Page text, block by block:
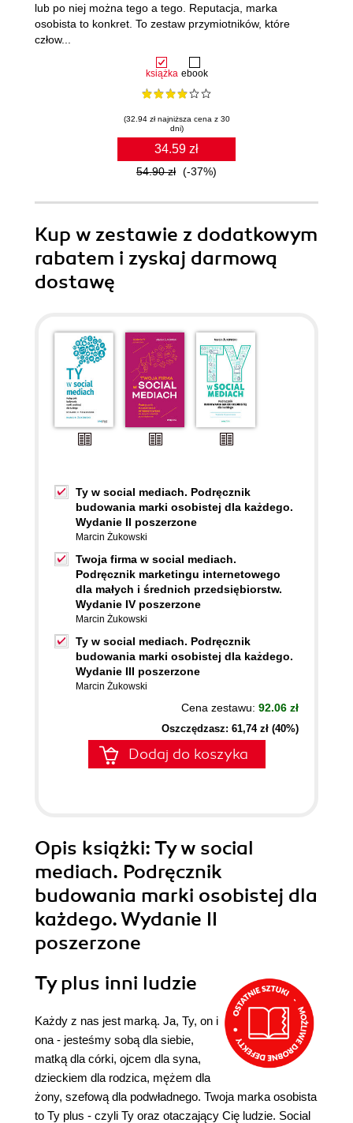
książka ebook
(32.94 zł najniższa cena z 30
dni)
34.59 zł
54.90 zł (-37%)
lub po niej można tego a tego. Reputacja, marka
osobista to konkret. To zestaw przymiotników, które
człow...
Kup w zestawie z dodatkowym
rabatem i zyskaj darmową
dostawę
Ty w social mediach. Podręcznik
budowania marki osobistej dla każdego.
Wydanie II poszerzone
Marcin Żukowski
Twoja firma w social mediach.
Podręcznik marketingu internetowego
dla małych i średnich przedsiębiorstw.
Wydanie IV poszerzone
Marcin Żukowski
Ty w social mediach. Podręcznik
budowania marki osobistej dla każdego.
Wydanie III poszerzone
Marcin Żukowski
Cena zestawu: 92.06 zł
Oszczędzasz: 61,74 zł (40%)
Dodaj do koszyka
Opis książki: Ty w social
mediach. Podręcznik
budowania marki osobistej dla
każdego. Wydanie II
poszerzone
Ty plus inni ludzie
Każdy z nas jest marką. Ja, Ty, on i
ona - jesteśmy sobą dla siebie,
matką dla córki, ojcem dla syna,
dzieckiem dla rodzica, mężem dla
żony, szefową dla podwładnego. Twoja marka osobista
to Ty plus - czyli Ty oraz otaczający Cię ludzie. Social